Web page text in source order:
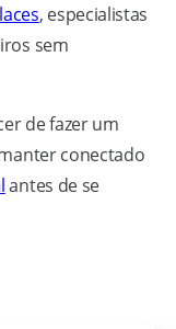
, especialistas
sem
de fazer um
conectado
antes de se